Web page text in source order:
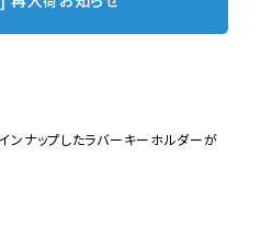
ンナップしたラバーキーホルダーが